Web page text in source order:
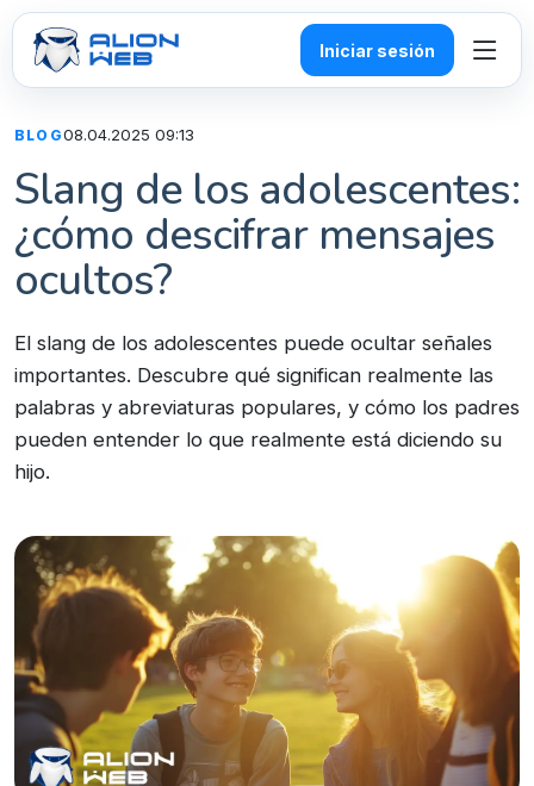
Iniciar sesión
BLOG08.04.2025 09:13
Slang de los adolescentes:
¿cómo descifrar mensajes
ocultos?
El slang de los adolescentes puede ocultar señales
importantes. Descubre qué significan realmente las
palabras y abreviaturas populares, y cómo los padres
pueden entender lo que realmente está diciendo su
hijo.